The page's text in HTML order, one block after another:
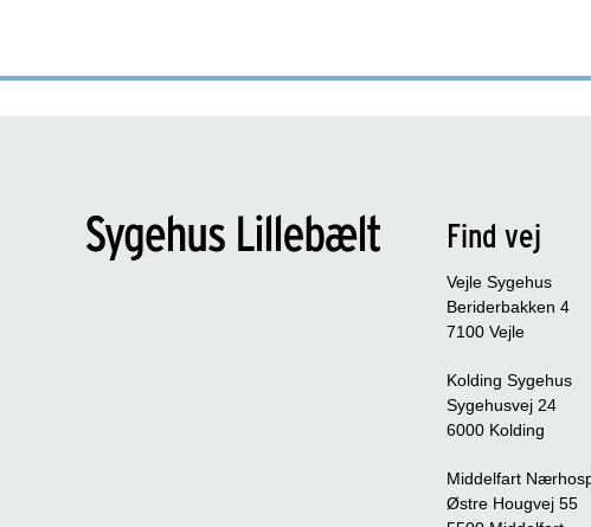
Find vej
Vejle Sygehus
Beriderbakken 4
7100 Vejle
Kolding Sygehus
Sygehusvej 24
6000 Kolding
Middelfart
Østre Hougvej 55